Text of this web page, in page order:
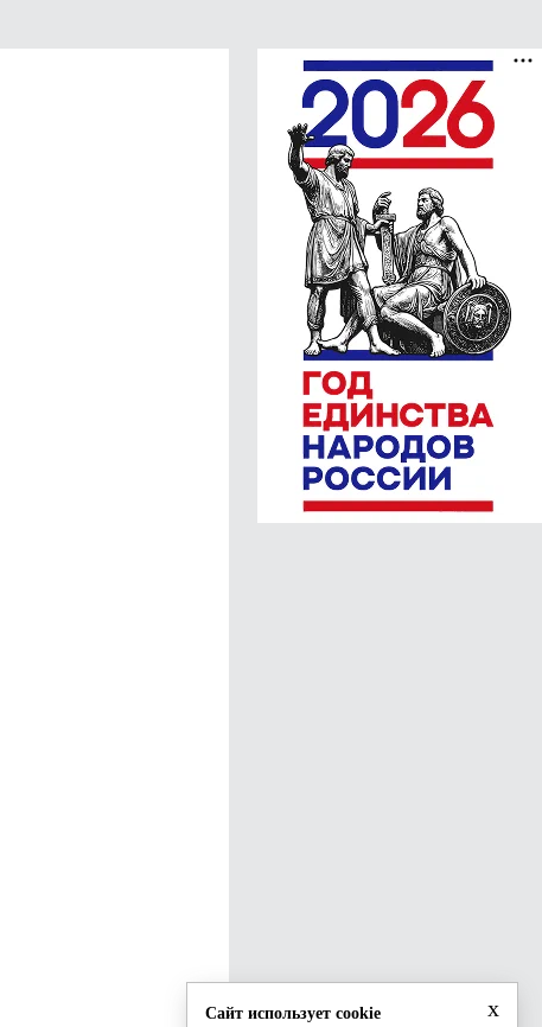
x
Сайт использует cookie